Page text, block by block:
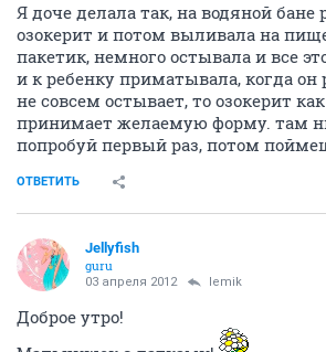
Я доче делала так, на водяной бане
озокерит и потом выливала на
пакетик, немного остывала и все
и к ребенку приматывала, когда он
не совсем остывает, то озокерит
принимает желаемую форму. там
попробуй первый раз, потом
ОТВЕТИТЬ
Jellyfish
guru
03 апреля 2012 lemik
Доброе утро!